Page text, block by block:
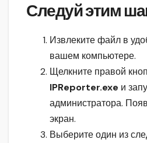
Следуй этим
Извлеките файл в
вашем компьютере.
Щелкните правой
IPReporter.exe и
администратора.
экран.
Выберите один из